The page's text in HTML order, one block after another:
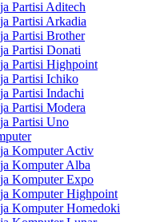
Partisi Aditech
Partisi Arkadia
Partisi Brother
Partisi Donati
Partisi Highpoint
Partisi Ichiko
Partisi Indachi
Partisi Modera
Partisi Uno
Komputer Activ
Komputer Alba
Komputer Expo
Komputer Highpoint
Komputer Homedoki